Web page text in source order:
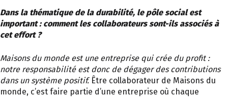
Dans la thématique de la durabilité, le pôle social est
important : comment les collaborateurs sont-ils associés à
cet effort ?
Maisons du monde est une entreprise qui crée du profit :
notre responsabilité est donc de dégager des contributions
dans un système positif. Être collaborateur de Maisons du
monde, c’est faire partie d’une entreprise où chaque